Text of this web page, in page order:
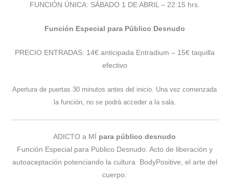
FUNCIÓN ÚNICA: SÁBADO 1 DE ABRIL – 22:15 hrs.
Función Especial para Público Desnudo
PRECIO ENTRADAS: 14€ anticipada Entradium – 15€ taquilla
efectivo
Apertura de puertas 30 minutos antes del inicio. Una vez comenzada
la función, no se podrá acceder a la sala.
ADICTO a MÍ para público desnudo
Función Especial para Público Desnudo. Acto de liberación y
autoaceptación potenciando la cultura BodyPositive, el arte del
cuerpo.